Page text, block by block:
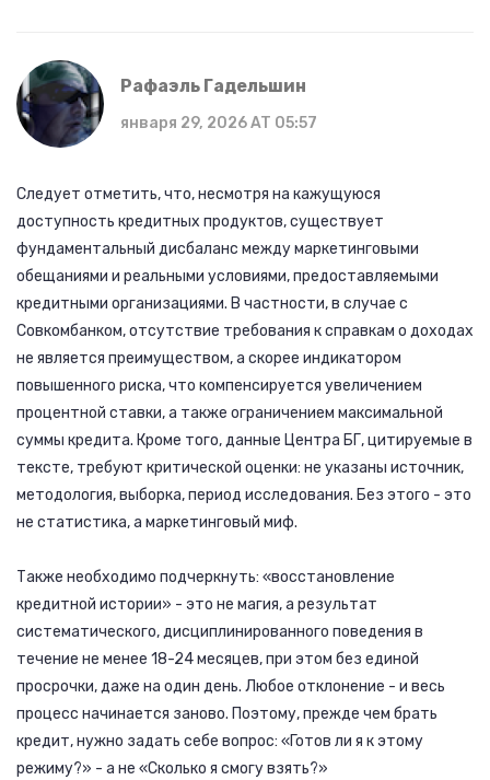
Рафаэль Гадельшин
января 29, 2026 AT 05:57
Следует отметить, что, несмотря на кажущуюся
доступность кредитных продуктов, существует
фундаментальный дисбаланс между маркетинговыми
обещаниями и реальными условиями, предоставляемыми
кредитными организациями. В частности, в случае с
Совкомбанком, отсутствие требования к справкам о доходах
не является преимуществом, а скорее индикатором
повышенного риска, что компенсируется увеличением
процентной ставки, а также ограничением максимальной
суммы кредита. Кроме того, данные Центра БГ, цитируемые в
тексте, требуют критической оценки: не указаны источник,
методология, выборка, период исследования. Без этого - это
не статистика, а маркетинговый миф.
Также необходимо подчеркнуть: «восстановление
кредитной истории» - это не магия, а результат
систематического, дисциплинированного поведения в
течение не менее 18-24 месяцев, при этом без единой
просрочки, даже на один день. Любое отклонение - и весь
процесс начинается заново. Поэтому, прежде чем брать
кредит, нужно задать себе вопрос: «Готов ли я к этому
режиму?» - а не «Сколько я смогу взять?»